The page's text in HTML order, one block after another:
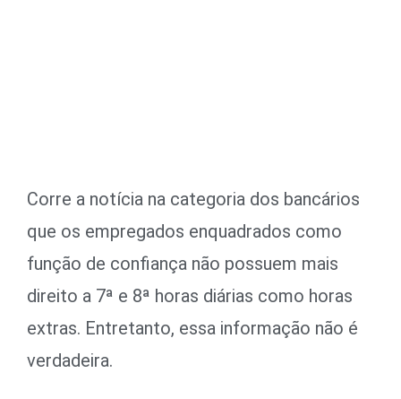
Corre a notícia na categoria dos bancários
que os empregados enquadrados como
função de confiança não possuem mais
direito a 7ª e 8ª horas diárias como horas
extras. Entretanto, essa informação não é
verdadeira.